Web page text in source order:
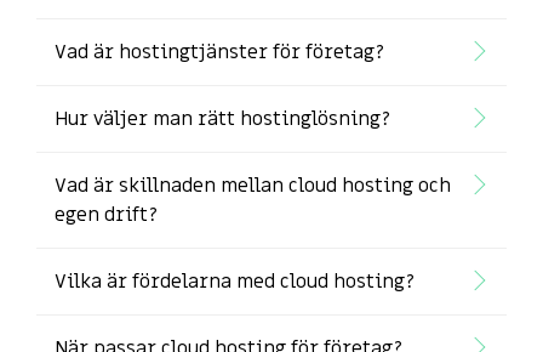
Vad är hostingtjänster för företag?
Hur väljer man rätt hostinglösning?
Vad är skillnaden mellan cloud hosting och
egen drift?
Vilka är fördelarna med cloud hosting?